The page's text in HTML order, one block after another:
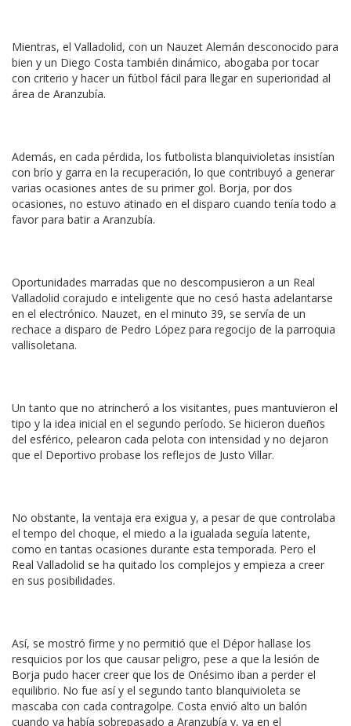
Mientras, el Valladolid, con un Nauzet Alemán desconocido para
bien y un Diego Costa también dinámico, abogaba por tocar
con criterio y hacer un fútbol fácil para llegar en superioridad al
área de Aranzubía.
Además, en cada pérdida, los futbolista blanquivioletas insistían
con brío y garra en la recuperación, lo que contribuyó a generar
varias ocasiones antes de su primer gol. Borja, por dos
ocasiones, no estuvo atinado en el disparo cuando tenía todo a
favor para batir a Aranzubía.
Oportunidades marradas que no descompusieron a un Real
Valladolid corajudo e inteligente que no cesó hasta adelantarse
en el electrónico. Nauzet, en el minuto 39, se servía de un
rechace a disparo de Pedro López para regocijo de la parroquia
vallisoletana.
Un tanto que no atrincheró a los visitantes, pues mantuvieron el
tipo y la idea inicial en el segundo período. Se hicieron dueños
del esférico, pelearon cada pelota con intensidad y no dejaron
que el Deportivo probase los reflejos de Justo Villar.
No obstante, la ventaja era exigua y, a pesar de que controlaba
el tempo del choque, el miedo a la igualada seguía latente,
como en tantas ocasiones durante esta temporada. Pero el
Real Valladolid se ha quitado los complejos y empieza a creer
en sus posibilidades.
Así, se mostró firme y no permitió que el Dépor hallase los
resquicios por los que causar peligro, pese a que la lesión de
Borja pudo hacer creer que los de Onésimo iban a perder el
equilibrio. No fue así y el segundo tanto blanquivioleta se
mascaba con cada contragolpe. Costa envió alto un balón
cuando ya había sobrepasado a Aranzubía y, ya en el